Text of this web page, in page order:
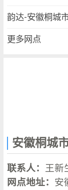
韵达-安徽桐城
更多网点
安徽桐城
联系人： 王新
网点地址： 安